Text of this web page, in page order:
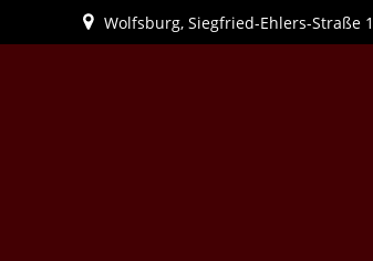
Inhalt
Wolfsburg, Siegfried-Ehlers-Straße 1